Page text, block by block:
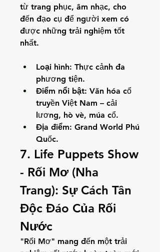
từ trang phục, âm nhạc, cho
đến đạo cụ để người xem có
được những trải nghiệm tốt
nhất.
Loại hình: Thực cảnh đa
phương tiện.
Điểm nổi bật: Văn hóa cổ
truyền Việt Nam – cải
lương, hò vè, múa cổ.
Địa điểm: Grand World Phú
Quốc.
7. Life Puppets Show
- Rối Mơ (Nha
Trang): Sự Cách Tân
Độc Đáo Của Rối
Nước
"Rối Mơ" mang đến một trải